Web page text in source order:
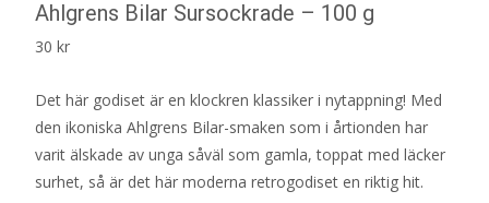
Ahlgrens Bilar Sursockrade – 100 g
30 kr
Det här godiset är en klockren klassiker i nytappning! Med
den ikoniska Ahlgrens Bilar-smaken som i årtionden har
varit älskade av unga såväl som gamla, toppat med läcker
surhet, så är det här moderna retrogodiset en riktig hit.